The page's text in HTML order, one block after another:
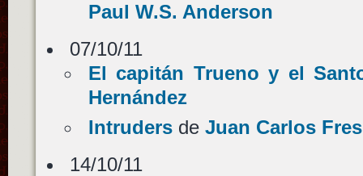
Paul W.S. Anderson
07/10/11
El capitán Trueno y el
Hernández
Intrudersde Juan Carlos
14/10/11